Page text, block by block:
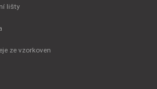
lišty
ze vzorkoven